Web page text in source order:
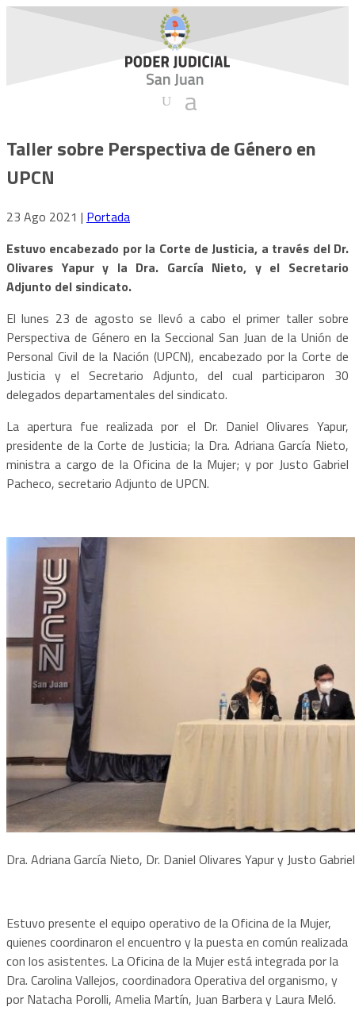
Taller sobre Perspectiva de Género en
UPCN
23 Ago 2021 | Portada
Estuvo encabezado por la Corte de Justicia, a través del Dr.
Olivares Yapur y la Dra. García Nieto, y el Secretario
Adjunto del sindicato.
El lunes 23 de agosto se llevó a cabo el primer taller sobre
Perspectiva de Género en la Seccional San Juan de la Unión de
Personal Civil de la Nación (UPCN), encabezado por la Corte de
Justicia y el Secretario Adjunto, del cual participaron 30
delegados departamentales del sindicato.
La apertura fue realizada por el Dr. Daniel Olivares Yapur,
presidente de la Corte de Justicia; la Dra. Adriana García Nieto,
ministra a cargo de la Oficina de la Mujer; y por Justo Gabriel
Pacheco, secretario Adjunto de UPCN.
Dra. Adriana García Nieto, Dr. Daniel Olivares Yapur y Justo
Estuvo presente el equipo operativo de la Oficina de la Mujer,
quienes coordinaron el encuentro y la puesta en común realizada
con los asistentes. La Oficina de la Mujer está integrada por la
Dra. Carolina Vallejos, coordinadora Operativa del organismo, y
por Natacha Porolli, Amelia Martín, Juan Barbera y Laura Meló.